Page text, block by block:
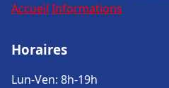
Accueil Informations
Horaires
Lun-Ven: 8h-19h